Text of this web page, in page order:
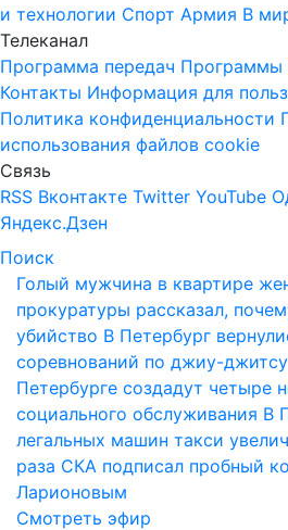
и технологии Спорт Армия В
Телеканал
Программа передач Программы
Контакты Информация для
Политика конфиденциальности
использования файлов cookie
Связь
RSS Вконтакте Twitter YouTube
Яндекс.Дзен
Поиск
Голый мужчина в квартире
прокуратуры рассказал,
убийство В Петербург
соревнований по джиу-
Петербурге создадут четыре
социального обслуживания В
легальных машин такси
раза СКА подписал пробный
Ларионовым
Смотреть эфир